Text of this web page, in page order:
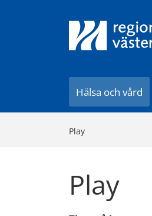
Hälsa och vård
Play
Play